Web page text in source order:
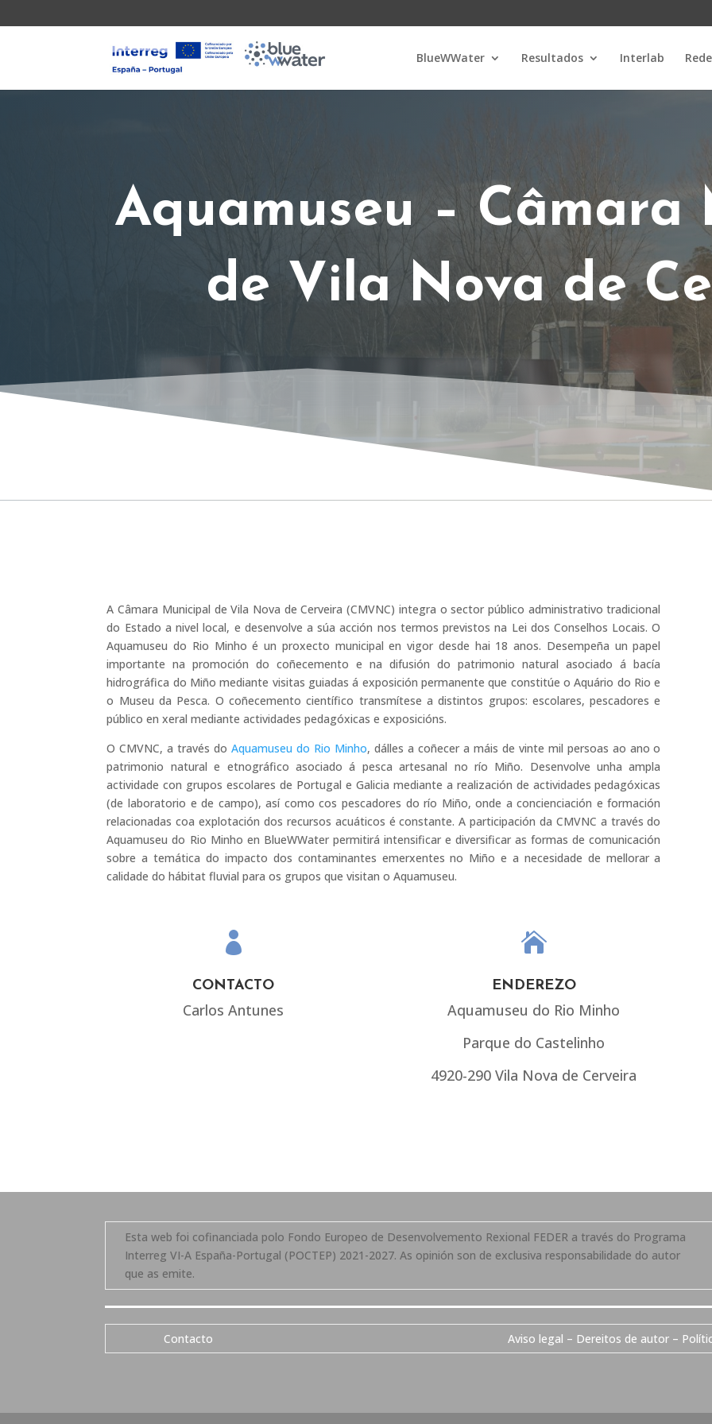
BlueWWater Resultados Interlab
Aquamuseu – Câmara
de Vila Nova de
A Câmara Municipal de Vila Nova de Cerveira (CMVNC) integra o sector público administrativo tradicional
do Estado a nivel local, e desenvolve a súa acción nos termos previstos na Lei dos Conselhos Locais. O
Aquamuseu do Rio Minho é un proxecto municipal en vigor desde hai 18 anos. Desempeña un papel
importante na promoción do coñecemento e na difusión do patrimonio natural asociado á bacía
hidrográfica do Miño mediante visitas guiadas á exposición permanente que constitúe o Aquário do Rio e
o Museu da Pesca. O coñecemento científico transmítese a distintos grupos: escolares, pescadores e
público en xeral mediante actividades pedagóxicas e exposicións.
O CMVNC, a través doAquamuseu do Rio Minho, dálles a coñecer a máis de vinte mil persoas ao ano o
patrimonio natural e etnográfico asociado á pesca artesanal no río Miño. Desenvolve unha ampla
actividade con grupos escolares de Portugal e Galicia mediante a realización de actividades pedagóxicas
(de laboratorio e de campo), así como cos pescadores do río Miño, onde a concienciación e formación
relacionadas coa explotación dos recursos acuáticos é constante. A participación da CMVNC a través do
Aquamuseu do Rio Minho en BlueWWater permitirá intensificar e diversificar as formas de comunicación
sobre a temática do impacto dos contaminantes emerxentes no Miño e a necesidade de mellorar a
calidade do hábitat fluvial para os grupos que visitan o Aquamuseu.

CONTACTO
Carlos Antunes

ENDEREZO
Aquamuseu do Rio Minho
Parque do Castelinho
4920-290 Vila Nova de Cerveira
Esta web foi cofinanciada polo Fondo Europeo de Desenvolvemento Rexional FEDER a través do Programa
Interreg VI-A España-Portugal (POCTEP) 2021-2027. As opinión son de exclusiva responsabilidade do autor
que as emite.
Contacto Aviso legal – Dereitos de autor –